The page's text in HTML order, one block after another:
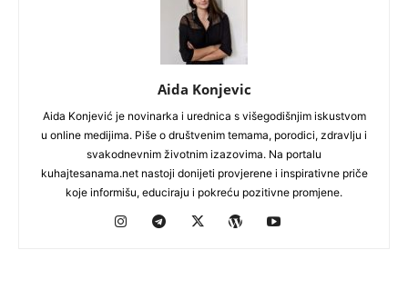
Aida Konjevic
Aida Konjević je novinarka i urednica s višegodišnjim iskustvom
u online medijima. Piše o društvenim temama, porodici, zdravlju i
svakodnevnim životnim izazovima. Na portalu
kuhajtesanama.net nastoji donijeti provjerene i inspirativne priče
koje informišu, educiraju i pokreću pozitivne promjene.